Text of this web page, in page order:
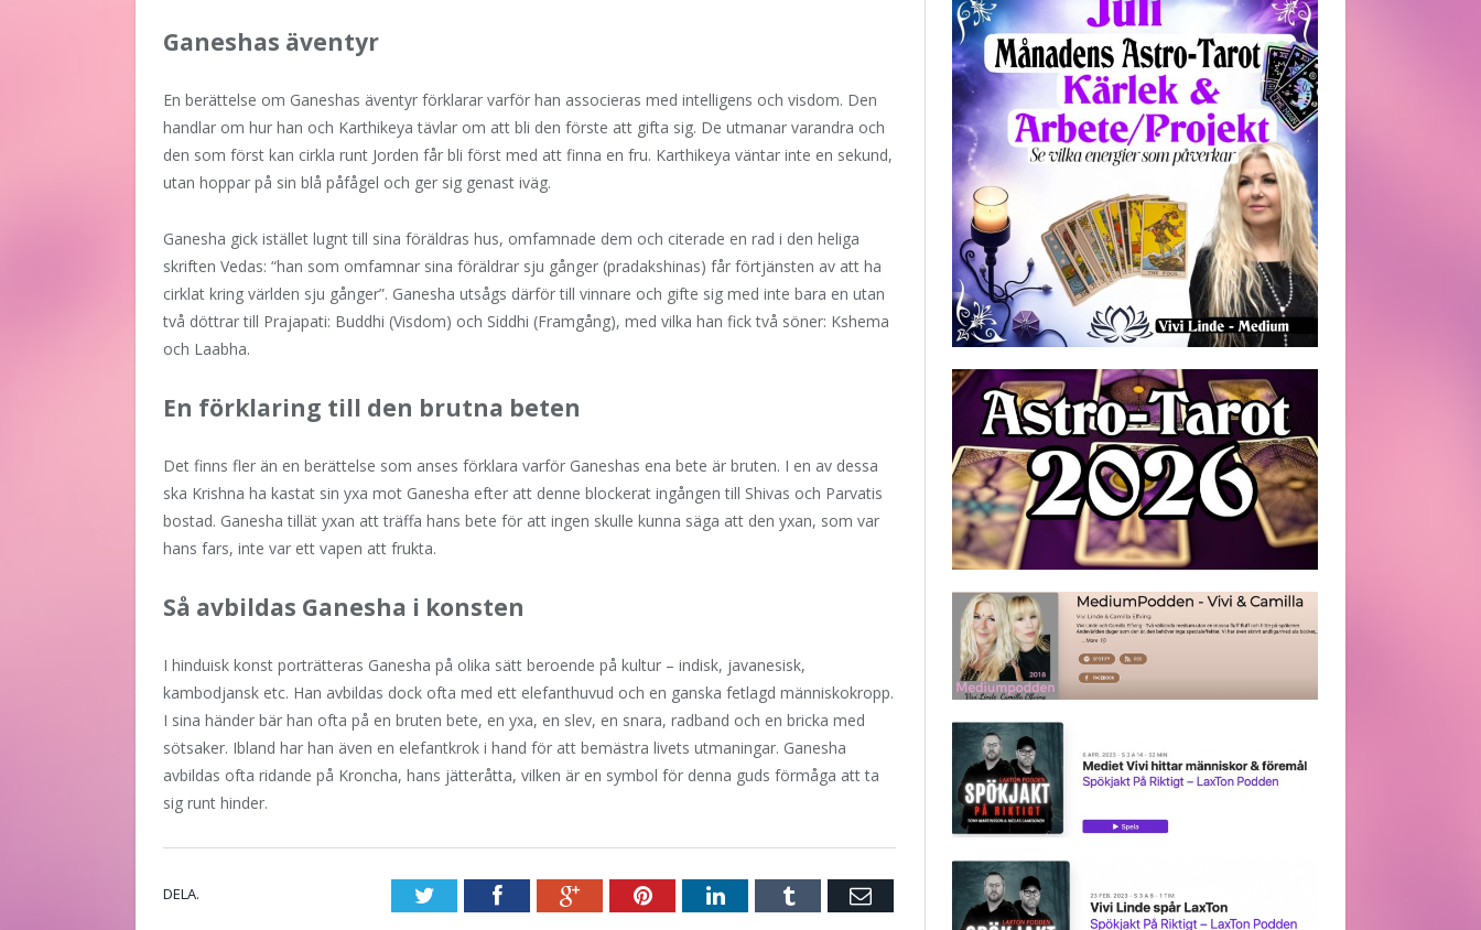
Ganeshas äventyr
En berättelse om Ganeshas äventyr förklarar varför han associeras med intelligens och visdom. Den
handlar om hur han och Karthikeya tävlar om att bli den förste att gifta sig. De utmanar varandra och
den som först kan cirkla runt Jorden får bli först med att finna en fru. Karthikeya väntar inte en sekund,
utan hoppar på sin blå påfågel och ger sig genast iväg.
Ganesha gick istället lugnt till sina föräldras hus, omfamnade dem och citerade en rad i den heliga
skriften Vedas: “han som omfamnar sina föräldrar sju gånger (pradakshinas) får förtjänsten av att ha
cirklat kring världen sju gånger”. Ganesha utsågs därför till vinnare och gifte sig med inte bara en utan
två döttrar till Prajapati: Buddhi (Visdom) och Siddhi (Framgång), med vilka han fick två söner: Kshema
och Laabha.
En förklaring till den brutna beten
Det finns fler än en berättelse som anses förklara varför Ganeshas ena bete är bruten. I en av dessa
ska Krishna ha kastat sin yxa mot Ganesha efter att denne blockerat ingången till Shivas och Parvatis
bostad. Ganesha tillät yxan att träffa hans bete för att ingen skulle kunna säga att den yxan, som var
hans fars, inte var ett vapen att frukta.
Så avbildas Ganesha i konsten
I hinduisk konst porträtteras Ganesha på olika sätt beroende på kultur – indisk, javanesisk,
kambodjansk etc. Han avbildas dock ofta med ett elefanthuvud och en ganska fetlagd människokropp.
I sina händer bär han ofta på en bruten bete, en yxa, en slev, en snara, radband och en bricka med
sötsaker. Ibland har han även en elefantkrok i hand för att bemästra livets utmaningar. Ganesha
avbildas ofta ridande på Kroncha, hans jätteråtta, vilken är en symbol för denna guds förmåga att ta
sig runt hinder.
DELA. TwitterFacebookGoogle+PinterestLinkedInTumblr E-